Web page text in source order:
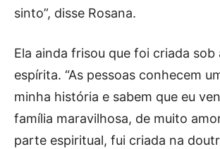
sinto”, disse Rosana.
Ela ainda frisou que foi criada sob
espírita. “As pessoas conhecem
minha história e sabem que eu
família maravilhosa, de muito
parte espiritual, fui criada na